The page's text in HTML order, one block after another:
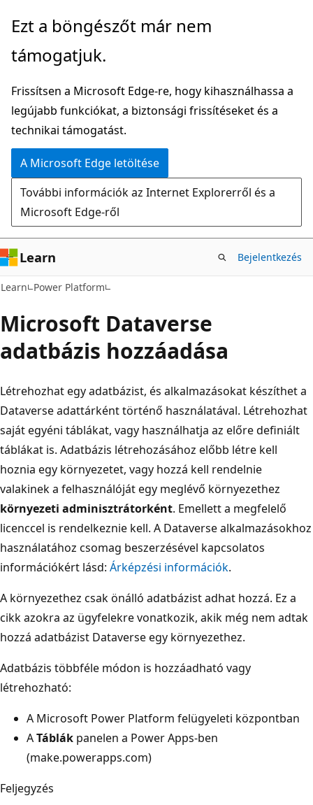
Ugrás
fő
Ezt a böngészőt már nem
támogatjuk.
Frissítsen a Microsoft Edge-re, hogy kihasználhassa a
legújabb funkciókat, a biztonsági frissítéseket és a
technikai támogatást.
A Microsoft Edge letöltése
További információk az Internet Explorerről és a
Microsoft Edge-ről
Learn Bejelentkezés
Learn Power Platform
Microsoft Dataverse
adatbázis hozzáadása
Létrehozhat egy adatbázist, és alkalmazásokat készíthet a
Dataverse adattárként történő használatával. Létrehozhat
saját egyéni táblákat, vagy használhatja az előre definiált
táblákat is. Adatbázis létrehozásához előbb létre kell
hoznia egy környezetet, vagy hozzá kell rendelnie
valakinek a felhasználóját egy meglévő környezethez
környezeti adminisztrátorként. Emellett a megfelelő
licenccel is rendelkeznie kell. A Dataverse alkalmazásokhoz
használatához csomag beszerzésével kapcsolatos
információkért lásd: Árképzési információk.
A környezethez csak önálló adatbázist adhat hozzá. Ez a
cikk azokra az ügyfelekre vonatkozik, akik még nem adtak
hozzá adatbázist Dataverse egy környezethez.
Adatbázis többféle módon is hozzáadható vagy
létrehozható:
A Microsoft Power Platform felügyeleti központban
ATáblák panelen a Power Apps-ben
(make.powerapps.com)
Feljegyzés